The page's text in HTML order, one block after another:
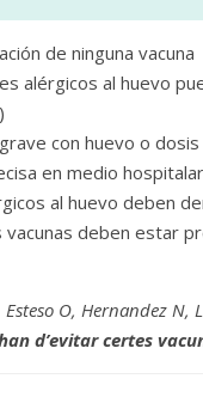
de ninguna vacuna
alérgicos al huevo
con huevo o
en medio
al huevo deben
deben estar
O, Hernandez N,
d’evitar certes